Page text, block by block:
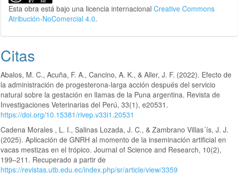
Esta obra está bajo una licencia internacionalCreative Commons
Atribución-NoComercial 4.0.
Citas
Abalos, M. C., Acuña, F. A., Cancino, A. K., & Aller, J. F. (2022). Efecto de
la administración de progesterona-larga acción después del servicio
natural sobre la gestación en llamas de la Puna argentina. Revista de
Investigaciones Veterinarias del Perú, 33(1), e20531.
https://doi.org/10.15381/rivep.v33i1.20531
Cadena Morales , L. I., Salinas Lozada, J. C., & Zambrano Villas´ís, J. J.
(2025). Aplicación de GNRH al momento de la inseminación artificial en
vacas mestizas en el trópico. Journal of Science and Research, 10(2),
199–211. Recuperado a partir de
https://revistas.utb.edu.ec/index.php/sr/article/view/3359